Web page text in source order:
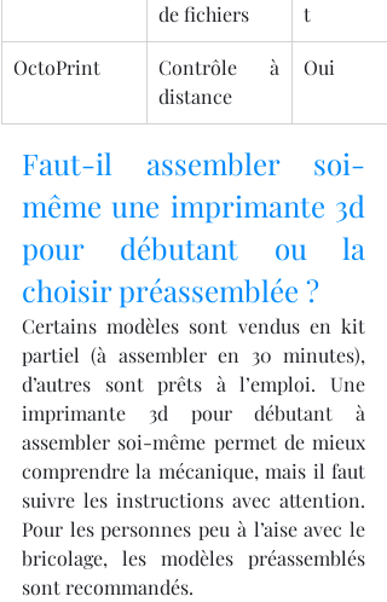
de fichiers
t
OctoPrint
Contrôle à
distance
Oui
Faut-il assembler soi-
même une imprimante 3d
pour débutant ou la
choisir préassemblée ?
Certains modèles sont vendus en kit
partiel (à assembler en 30 minutes),
d’autres sont prêts à l’emploi. Une
imprimante 3d pour débutant à
assembler soi-même permet de mieux
comprendre la mécanique, mais il faut
suivre les instructions avec attention.
Pour les personnes peu à l’aise avec le
bricolage, les modèles préassemblés
sont recommandés.